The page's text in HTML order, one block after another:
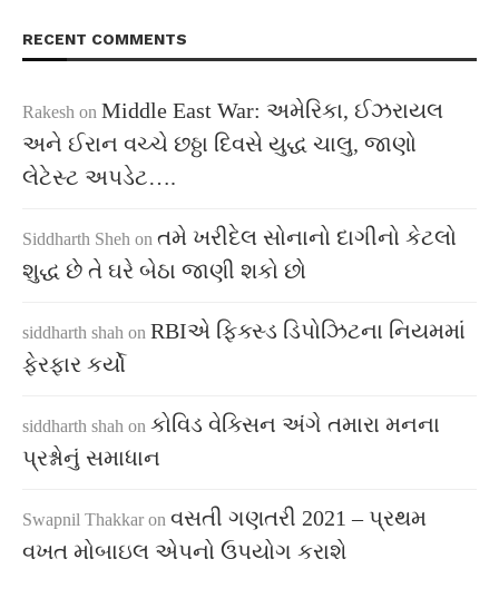
RECENT COMMENTS
Rakesh on Middle East War: અમેરિકા, ઈઝરાયલ
અને ઈરાન વચ્ચે છઠ્ઠા દિવસે યુદ્ધ ચાલુ, જાણો
લેટેસ્ટ અપડેટ….
Siddharth Sheh on તમે ખરીદેલ સોનાનો દાગીનો કેટલો
શુદ્ધ છે તે ઘરે બેઠા જાણી શકો છો
siddharth shah on RBIએ ફિક્સ્ડ ડિપોઝિટના નિયમમાં
ફેરફાર કર્યો
siddharth shah on કોવિડ વેક્સિન અંગે તમારા મનના
પ્રશ્નોનું સમાધાન
Swapnil Thakkar on વસતી ગણતરી 2021 – પ્રથમ
વખત મોબાઇલ એપનો ઉપયોગ કરાશે